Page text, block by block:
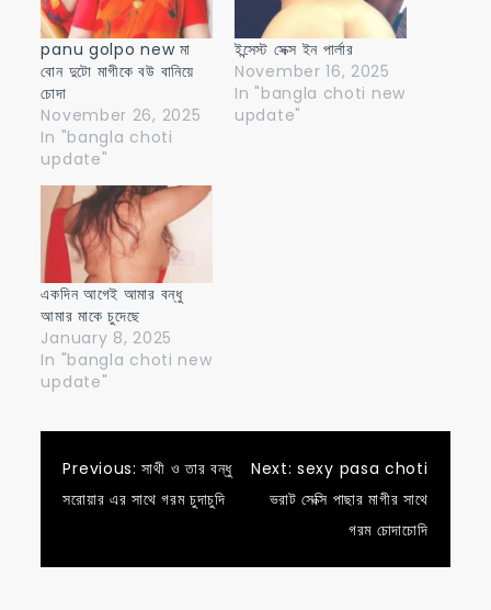
panu golpo new মা
বোন দুটো মাগীকে বউ বানিয়ে
চোদা
November 26, 2025
In "bangla choti
update"
ইন্সেস্ট সেক্স ইন পার্লার
November 16, 2025
In "bangla choti new
update"
একদিন আগেই আমার বন্ধু
আমার মাকে চুদেছে
January 8, 2025
In "bangla choti new
update"
Post
Previous: সাথী ও তার বন্ধু
সরোয়ার এর সাথে গরম চুদাচুদি
Next: sexy pasa choti
ভরাট সেক্সি পাছার মাগীর সাথে
গরম চোদাচোদি